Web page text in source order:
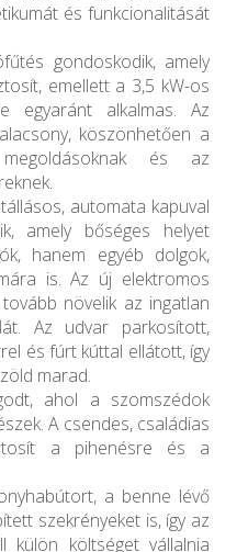
és funkcionalitását
gondoskodik, amely
emellett a 3,5 kW-os
egyaránt alkalmas. Az
köszönhetően a
és az
automata kapuval
amely bőséges helyet
hanem egyéb dolgok,
is. Az új elektromos
növelik az ingatlan
Az udvar parkosított,
és fúrt kúttal ellátott, így
marad.
ahol a szomszédok
A csendes, családias
a pihenésre és a
a benne lévő
szekrényeket is, így az
külön költséget vállalnia